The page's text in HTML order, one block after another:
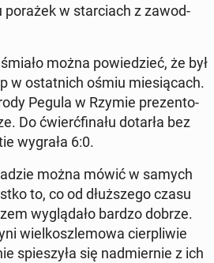
porażek w star­ciach z za­wod­
można po­wie­dzieć, że był
w ostat­nich ośmiu mie­sią­cach.
Pegula w Rzymie pre­zen­to­
Do ćwierć­fi­na­łu dotarła bez
wygrała 6:0.
można mówić w samych
to, co od dłuż­sze­go czasu
wy­glą­da­ło bardzo dobrze.
wiel­kosz­le­mo­wa cier­pli­wie
spie­szy­ła się nad­mier­nie z ich